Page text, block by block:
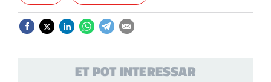
ET POT INTERESSAR